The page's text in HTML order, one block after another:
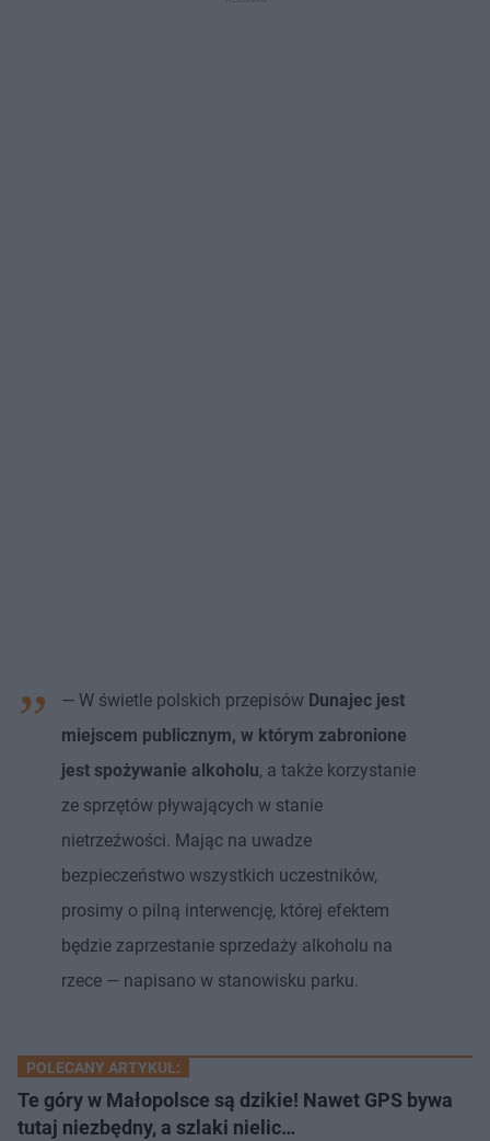
— W świetle polskich przepisów Dunajec jest
miejscem publicznym, w którym zabronione
jest spożywanie alkoholu, a także korzystanie
ze sprzętów pływających w stanie
nietrzeźwości. Mając na uwadze
bezpieczeństwo wszystkich uczestników,
prosimy o pilną interwencję, której efektem
będzie zaprzestanie sprzedaży alkoholu na
rzece — napisano w stanowisku parku.
POLECANY ARTYKUŁ:
Te góry w Małopolsce są dzikie! Nawet GPS bywa
tutaj niezbędny, a szlaki nielic…